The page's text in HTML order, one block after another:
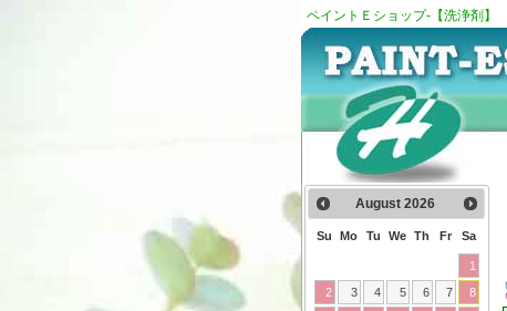
ペイントＥショップ-【洗浄剤】
August 2026
Su Mo Tu We Th Fr Sa
1
2
3 4 5 6 7
8